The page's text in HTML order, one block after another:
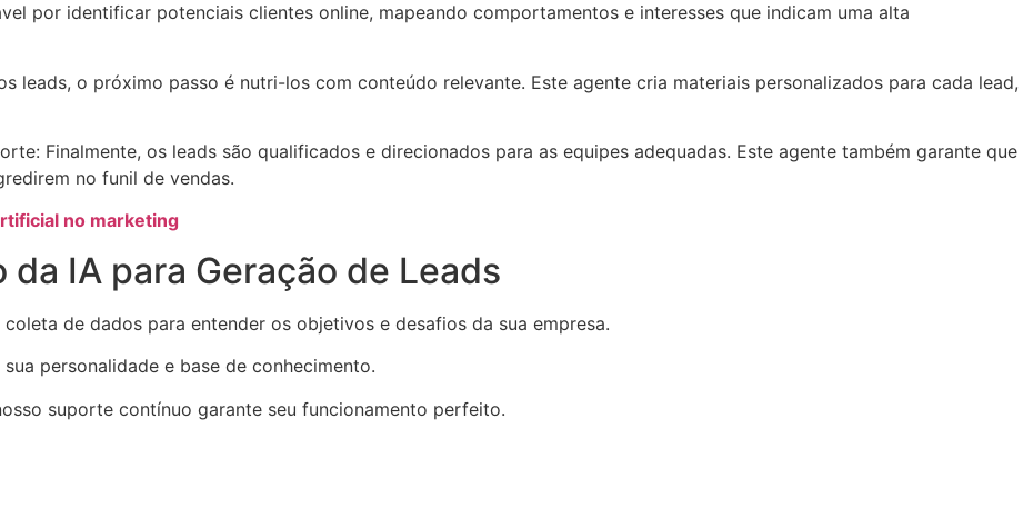
por identificar potenciais clientes online, mapeando comportamentos e interesses que indicam uma alta
leads, o próximo passo é nutri-los com conteúdo relevante. Este agente cria materiais personalizados para cada lead,
Finalmente, os leads são qualificados e direcionados para as equipes adequadas. Este agente também garante que
no funil de vendas.
no marketing
IA para Geração de Leads
de dados para entender os objetivos e desafios da sua empresa.
personalidade e base de conhecimento.
suporte contínuo garante seu funcionamento perfeito.